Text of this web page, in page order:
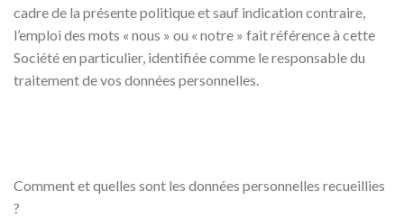
cadre de la présente politique et sauf indication contraire,
l’emploi des mots « nous » ou « notre » fait référence à cette
Société en particulier, identifiée comme le responsable du
traitement de vos données personnelles.
Comment et quelles sont les données personnelles recueillies
?